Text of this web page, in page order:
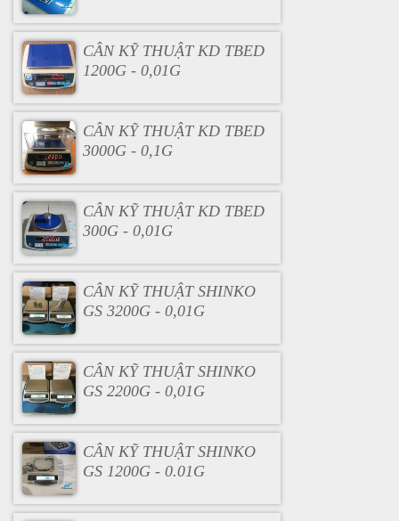
CÂN KỸ THUẬT KD TBED
1200G - 0,01G
CÂN KỸ THUẬT KD TBED
3000G - 0,1G
CÂN KỸ THUẬT KD TBED
300G - 0,01G
CÂN KỸ THUẬT SHINKO
GS 3200G - 0,01G
CÂN KỸ THUẬT SHINKO
GS 2200G - 0,01G
CÂN KỸ THUẬT SHINKO
GS 1200G - 0.01G